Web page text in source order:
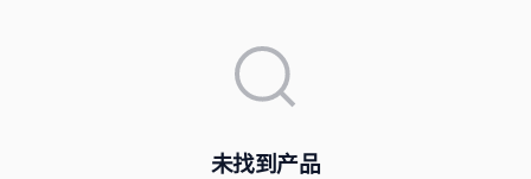
未找到产品